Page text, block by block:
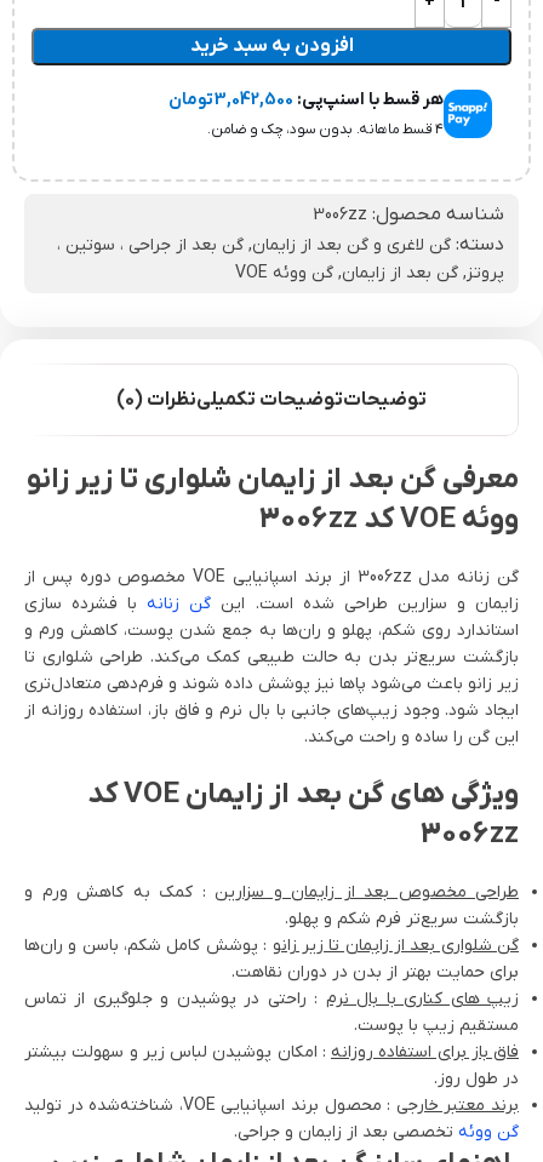
افزودن به سبد خرید
هر قسط با اسنپ‌پی: 3,042,500تومان
۴ قسط ماهانه. بدون سود، چک و ضامن.
شناسه محصول: 3006zz
دسته: گن لاغری و گن بعد از زایمان, گن بعد از جراحی ، سوتین ،
پروتز, گن بعد از زایمان, گن ووئه VOE
توضیحاتتوضیحات تکمیلینظرات (0)
معرفی گن بعد از زایمان شلواری تا زیر زانو
ووئه VOE کد 3006zz
گن زنانه مدل 3006zz از برند اسپانیایی VOE مخصوص دوره پس از
زایمان و سزارین طراحی شده است. این گن زنانهبا فشرده سازی
استاندارد روی شکم، پهلو و ران‌ها به جمع شدن پوست، کاهش ورم و
بازگشت سریع‌تر بدن به حالت طبیعی کمک می‌کند. طراحی شلواری تا
زیر زانو باعث می‌شود پاها نیز پوشش داده شوند و فرم‌دهی متعادل‌تری
ایجاد شود. وجود زیپ‌های جانبی با بال نرم و فاق باز، استفاده روزانه از
این گن را ساده و راحت می‌کند.
ویژگی های گن بعد از زایمان VOE کد
3006zz
طراحی مخصوص بعد از زایمان و سزارین : کمک به کاهش ورم و
بازگشت سریع‌تر فرم شکم و پهلو.
گن شلواری بعد از زایمان تا زیر زانو : پوشش کامل شکم، باسن و ران‌ها
برای حمایت بهتر از بدن در دوران نقاهت.
زیپ های کناری با بال نرم : راحتی در پوشیدن و جلوگیری از تماس
مستقیم زیپ با پوست.
فاق باز برای استفاده روزانه : امکان پوشیدن لباس زیر و سهولت بیشتر
در طول روز.
برند معتبر خارجی : محصول برند اسپانیایی VOE، شناخته‌شده در تولید
گن ووئه تخصصی بعد از زایمان و جراحی.